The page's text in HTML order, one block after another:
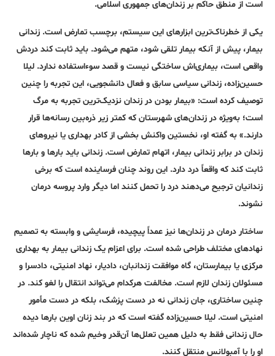
است از منطق حاکم بر زندان‌های جمهوری اسلامی.
یکی از خطرناک‌ترین ابزارهای این سیستم، برچسب تمارض است. زندانی
بیمار، پیش از آنکه بیمار تلقی شود، متهم می‌شود. باید ثابت کند دردش
واقعی است، بیماری‌اش ساختگی نیست و قصد سوءاستفاده ندارد. لیلا
حسین‌زاده، زندانی سیاسی سابق و فعال دانشجویی، این تجربه را چنین
توصیف کرده است: «بیمار بودن در زندان نزدیک‌ترین تجربه به مرگ
است؛ به‌ویژه در زندان‌های شهرستان که کمتر زیر ذره‌بین رسانه‌ها قرار
دارند.» به گفته او، نخستین واکنش بخشی از کادر بهداری یا نیروهای
زندان در برابر زندانی بیمار، اتهام تمارض است. زندانی باید بارها و بارها
ثابت کند که واقعاً درد دارد. این روند چنان فرساینده است که برخی
زندانیان ترجیح می‌دهند درد را تحمل کنند اما دیگر وارد پروسه درمان
نشوند.
ساختار درمان در زندان‌ها نیز عمداً پیچیده، فرسایشی و وابسته به تصمیم
نهادهای مختلف طراحی شده است. برای اعزام یک زندانی بیمار به بهداری
مرکزی یا بیمارستان، گاه موافقت زندانبان، دادیار، نهاد امنیتی، دادسرا و
مسئولان زندان لازم است. مخالفت هرکدام می‌تواند انتقال را لغو کند. در
چنین ساختاری، جان زندانی نه در دست پزشک، بلکه در دست مأمور
امنیتی است. لیلا حسین‌زاده گفته است که در بند زنان اوین بارها دیده
حال زندانی فقط به دلیل همین تعلل‌ها آن‌قدر وخیم شده که ناچار شده‌اند
او را با آمبولانس منتقل کنند.